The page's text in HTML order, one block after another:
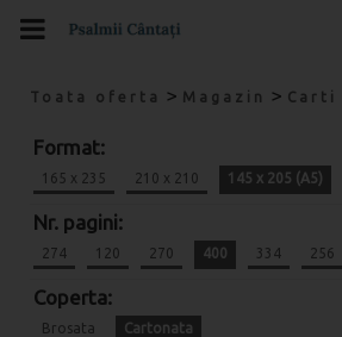
Toata oferta > Magazin > Carti
Format:
165 x 235 210 x 210 145 x 205 (A5)
Nr. pagini:
274 120 270 400 334 256
Coperta:
Brosata Cartonata